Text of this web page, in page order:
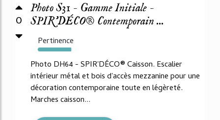
0
Photo S31 - Gamme Initiale -
SPIR'DÉCO® Contemporain ...
Pertinence
97%
Photo DH64 - SPIR'DÉCO® Caisson. Escalier
intérieur métal et bois d'accès mezzanine pour une
décoration contemporaine toute en légèreté.
Marches caisson...